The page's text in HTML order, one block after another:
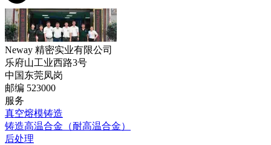
Neway 精密实业有限公司
乐府山工业西路3号
中国东莞凤岗
邮编 523000
服务
真空熔模铸造
铸造高温合金（耐高温合金）
后处理